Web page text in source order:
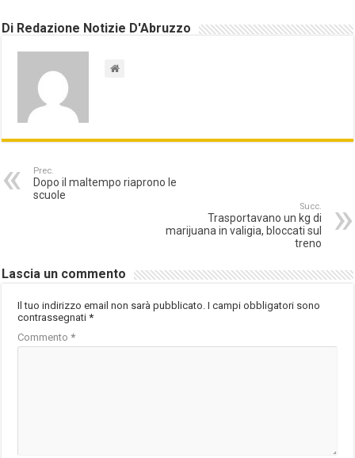
Di Redazione Notizie D'Abruzzo
Prec.
Dopo il maltempo riaprono le
scuole
Succ.
Trasportavano un kg di
marijuana in valigia, bloccati sul
treno
Lascia un commento
Il tuo indirizzo email non sarà pubblicato. I campi obbligatori sono
contrassegnati*
Commento*